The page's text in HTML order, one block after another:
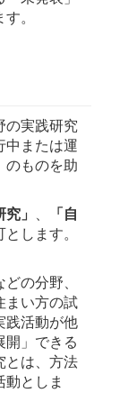
。
の実践研究
中または運
のものを助
」
「自
します。
の分野、
まい方の試
践活動が他
開」できる
とは、方法
としま